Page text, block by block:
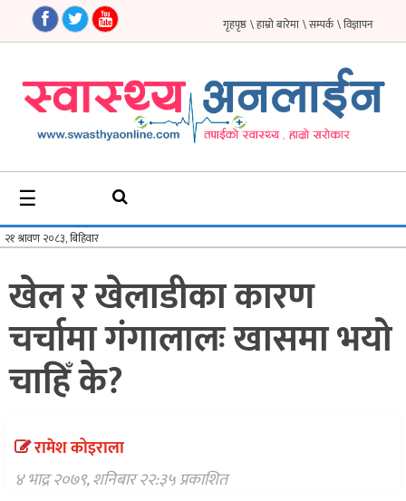
गृहपृष्ठ
समाचार
फिचर
अन्तर्वार्ता
विचार
ब्लग
फर्मा
चिकित्सा
हेल्थ
\ विज्ञापन
\ सम्पर्क
\ हाम्रो बारेमा
गृहपृष्ठ
☰
खेल र खेलाडीका कारण
चर्चामा गंगालालः खासमा भयो
चाहिँ के?
रामेश कोइराला
४ भाद्र २०७९, शनिबार २२:३५ प्रकाशित